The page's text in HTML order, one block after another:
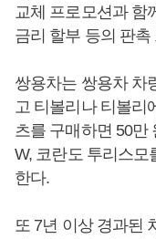
교체 프로모션과 함
금리 할부 등의 판
쌍용차는 쌍용차 차
고 티볼리나 티볼리
츠를 구매하면 50만
W, 코란도 투리스모
한다.
또 7년 이상 경과된